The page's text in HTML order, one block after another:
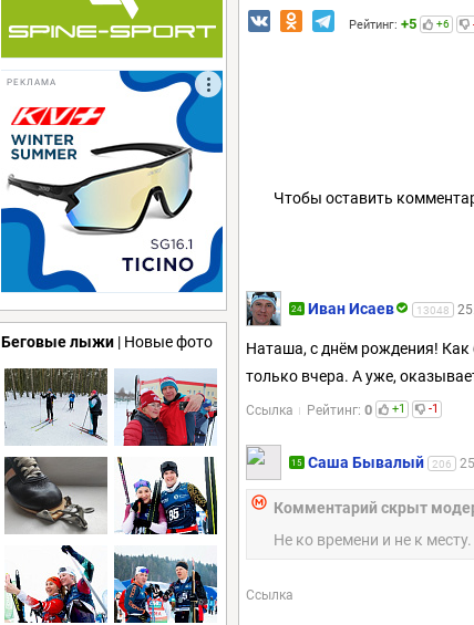
РЕКЛАМА
Беговые лыжи | Новые фото
Рейтинг: +5 +6
Чтобы оставить
24 Иван Исаев 13048
Наташа, с днём рождения! Как
только вчера. А уже,
Ссылка Рейтинг: 0 +1 -1
15 Саша Бывалый 206
Комментарий скрыт
Не ко времени и не к месту.
Ссылка